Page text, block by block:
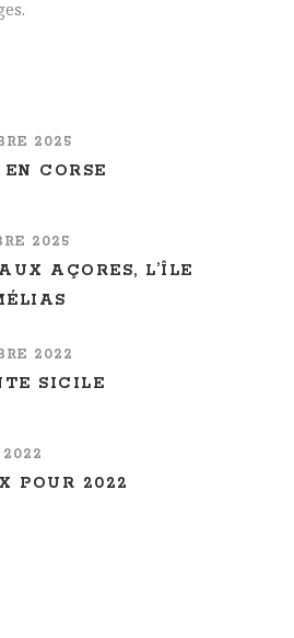
2025
CORSE
2025
AÇORES, L’ÎLE
2022
SICILE
POUR 2022